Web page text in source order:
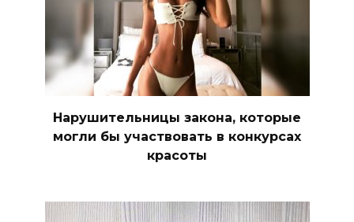
Нарушительницы закона, которые
могли бы участвовать в конкурсах
красоты